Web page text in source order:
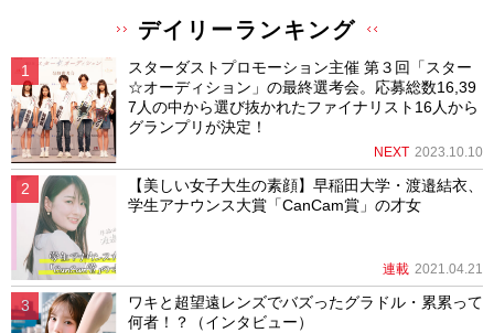
デイリーランキング
スターダストプロモーション主催 第３回「スター
☆オーディション」の最終選考会。応募総数16,39
7人の中から選び抜かれたファイナリスト16人から
グランプリが決定！
NEXT 2023.10.10
【美しい女子大生の素顔】早稲田大学・渡邉結衣、
学生アナウンス大賞「CanCam賞」の才女
連載 2021.04.21
ワキと超望遠レンズでバズったグラドル・累累って
何者！？（インタビュー）